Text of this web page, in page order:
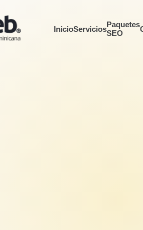
InicioServiciosPaquetes
SEO